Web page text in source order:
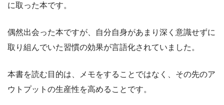
に取った本です。
偶然出会った本ですが、自分自身があまり深く意識せずに
取り組んでいた習慣の効果が言語化されていました。
本書を読む目的は、メモをすることではなく、その先のア
ウトプットの生産性を高めることです。